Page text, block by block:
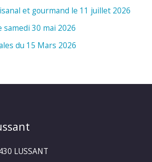
et gourmand le 11 juillet 2026
samedi 30 mai 2026
du 15 Mars 2026
LUSSANT